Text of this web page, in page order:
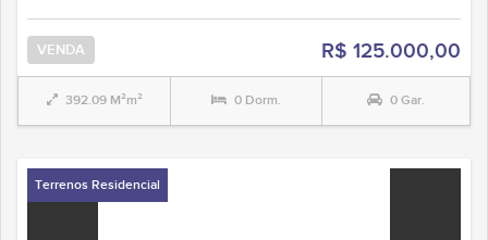
VENDA R$ 125.000,00
392.09 M²m² 0 Dorm. 0 Gar.
Terrenos Residencial